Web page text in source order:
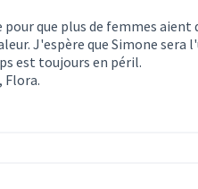
que plus de femmes aient
J'espère que Simone sera
est toujours en péril.